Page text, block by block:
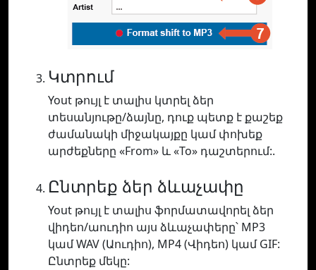
Կտրում
Yout թույլ է տալիս կտրել ձեր
տեսանյութը/ձայնը, դուք պետք է քաշեք
ժամանակի միջակայքը կամ փոխեք
արժեքները «From» և «To» դաշտերում:.
Ընտրեք ձեր ձևաչափը
Yout թույլ է տալիս ֆորմատավորել ձեր
վիդեո/աուդիո այս ձևաչափերը՝ MP3
կամ WAV (Աուդիո), MP4 (Վիդեո) կամ GIF:
Ընտրեք մեկը: